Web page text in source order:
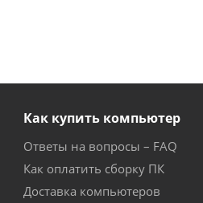
Как купить компьютер
Ответы на вопросы – FAQ
Как оплатить сборку ПК
Доставка компьютеров